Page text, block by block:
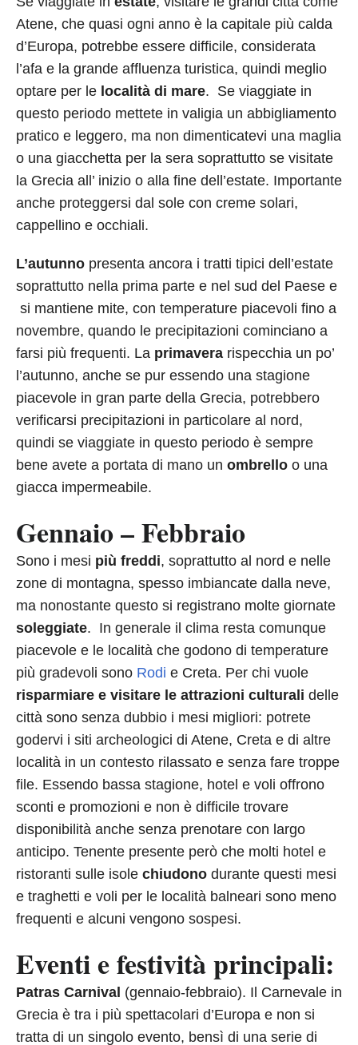
Atene, che quasi ogni anno è la capitale più calda
d’Europa, potrebbe essere difficile, considerata
l’afa e la grande affluenza turistica, quindi meglio
optare per le località di mare. Se viaggiate in
questo periodo mettete in valigia un abbigliamento
pratico e leggero, ma non dimenticatevi una maglia
o una giacchetta per la sera soprattutto se visitate
la Grecia all’ inizio o alla fine dell’estate. Importante
anche proteggersi dal sole con creme solari,
cappellino e occhiali.
L’autunno presenta ancora i tratti tipici dell’estate
soprattutto nella prima parte e nel sud del Paese e
si mantiene mite, con temperature piacevoli fino a
novembre, quando le precipitazioni cominciano a
farsi più frequenti. La primavera rispecchia un po’
l’autunno, anche se pur essendo una stagione
piacevole in gran parte della Grecia, potrebbero
verificarsi precipitazioni in particolare al nord,
quindi se viaggiate in questo periodo è sempre
bene avete a portata di mano un ombrello o una
giacca impermeabile.
Gennaio – Febbraio
Sono i mesi più freddi, soprattutto al nord e nelle
zone di montagna, spesso imbiancate dalla neve,
ma nonostante questo si registrano molte giornate
soleggiate. In generale il clima resta comunque
piacevole e le località che godono di temperature
più gradevoli sono Rodi e Creta. Per chi vuole
risparmiare e visitare le attrazioni culturali delle
città sono senza dubbio i mesi migliori: potrete
godervi i siti archeologici di Atene, Creta e di altre
località in un contesto rilassato e senza fare troppe
file. Essendo bassa stagione, hotel e voli offrono
sconti e promozioni e non è difficile trovare
disponibilità anche senza prenotare con largo
anticipo. Tenente presente però che molti hotel e
ristoranti sulle isole chiudono durante questi mesi
e traghetti e voli per le località balneari sono meno
frequenti e alcuni vengono sospesi.
Eventi e festività principali:
Patras Carnival (gennaio-febbraio). Il Carnevale in
Grecia è tra i più spettacolari d’Europa e non si
tratta di un singolo evento, bensì di una serie di